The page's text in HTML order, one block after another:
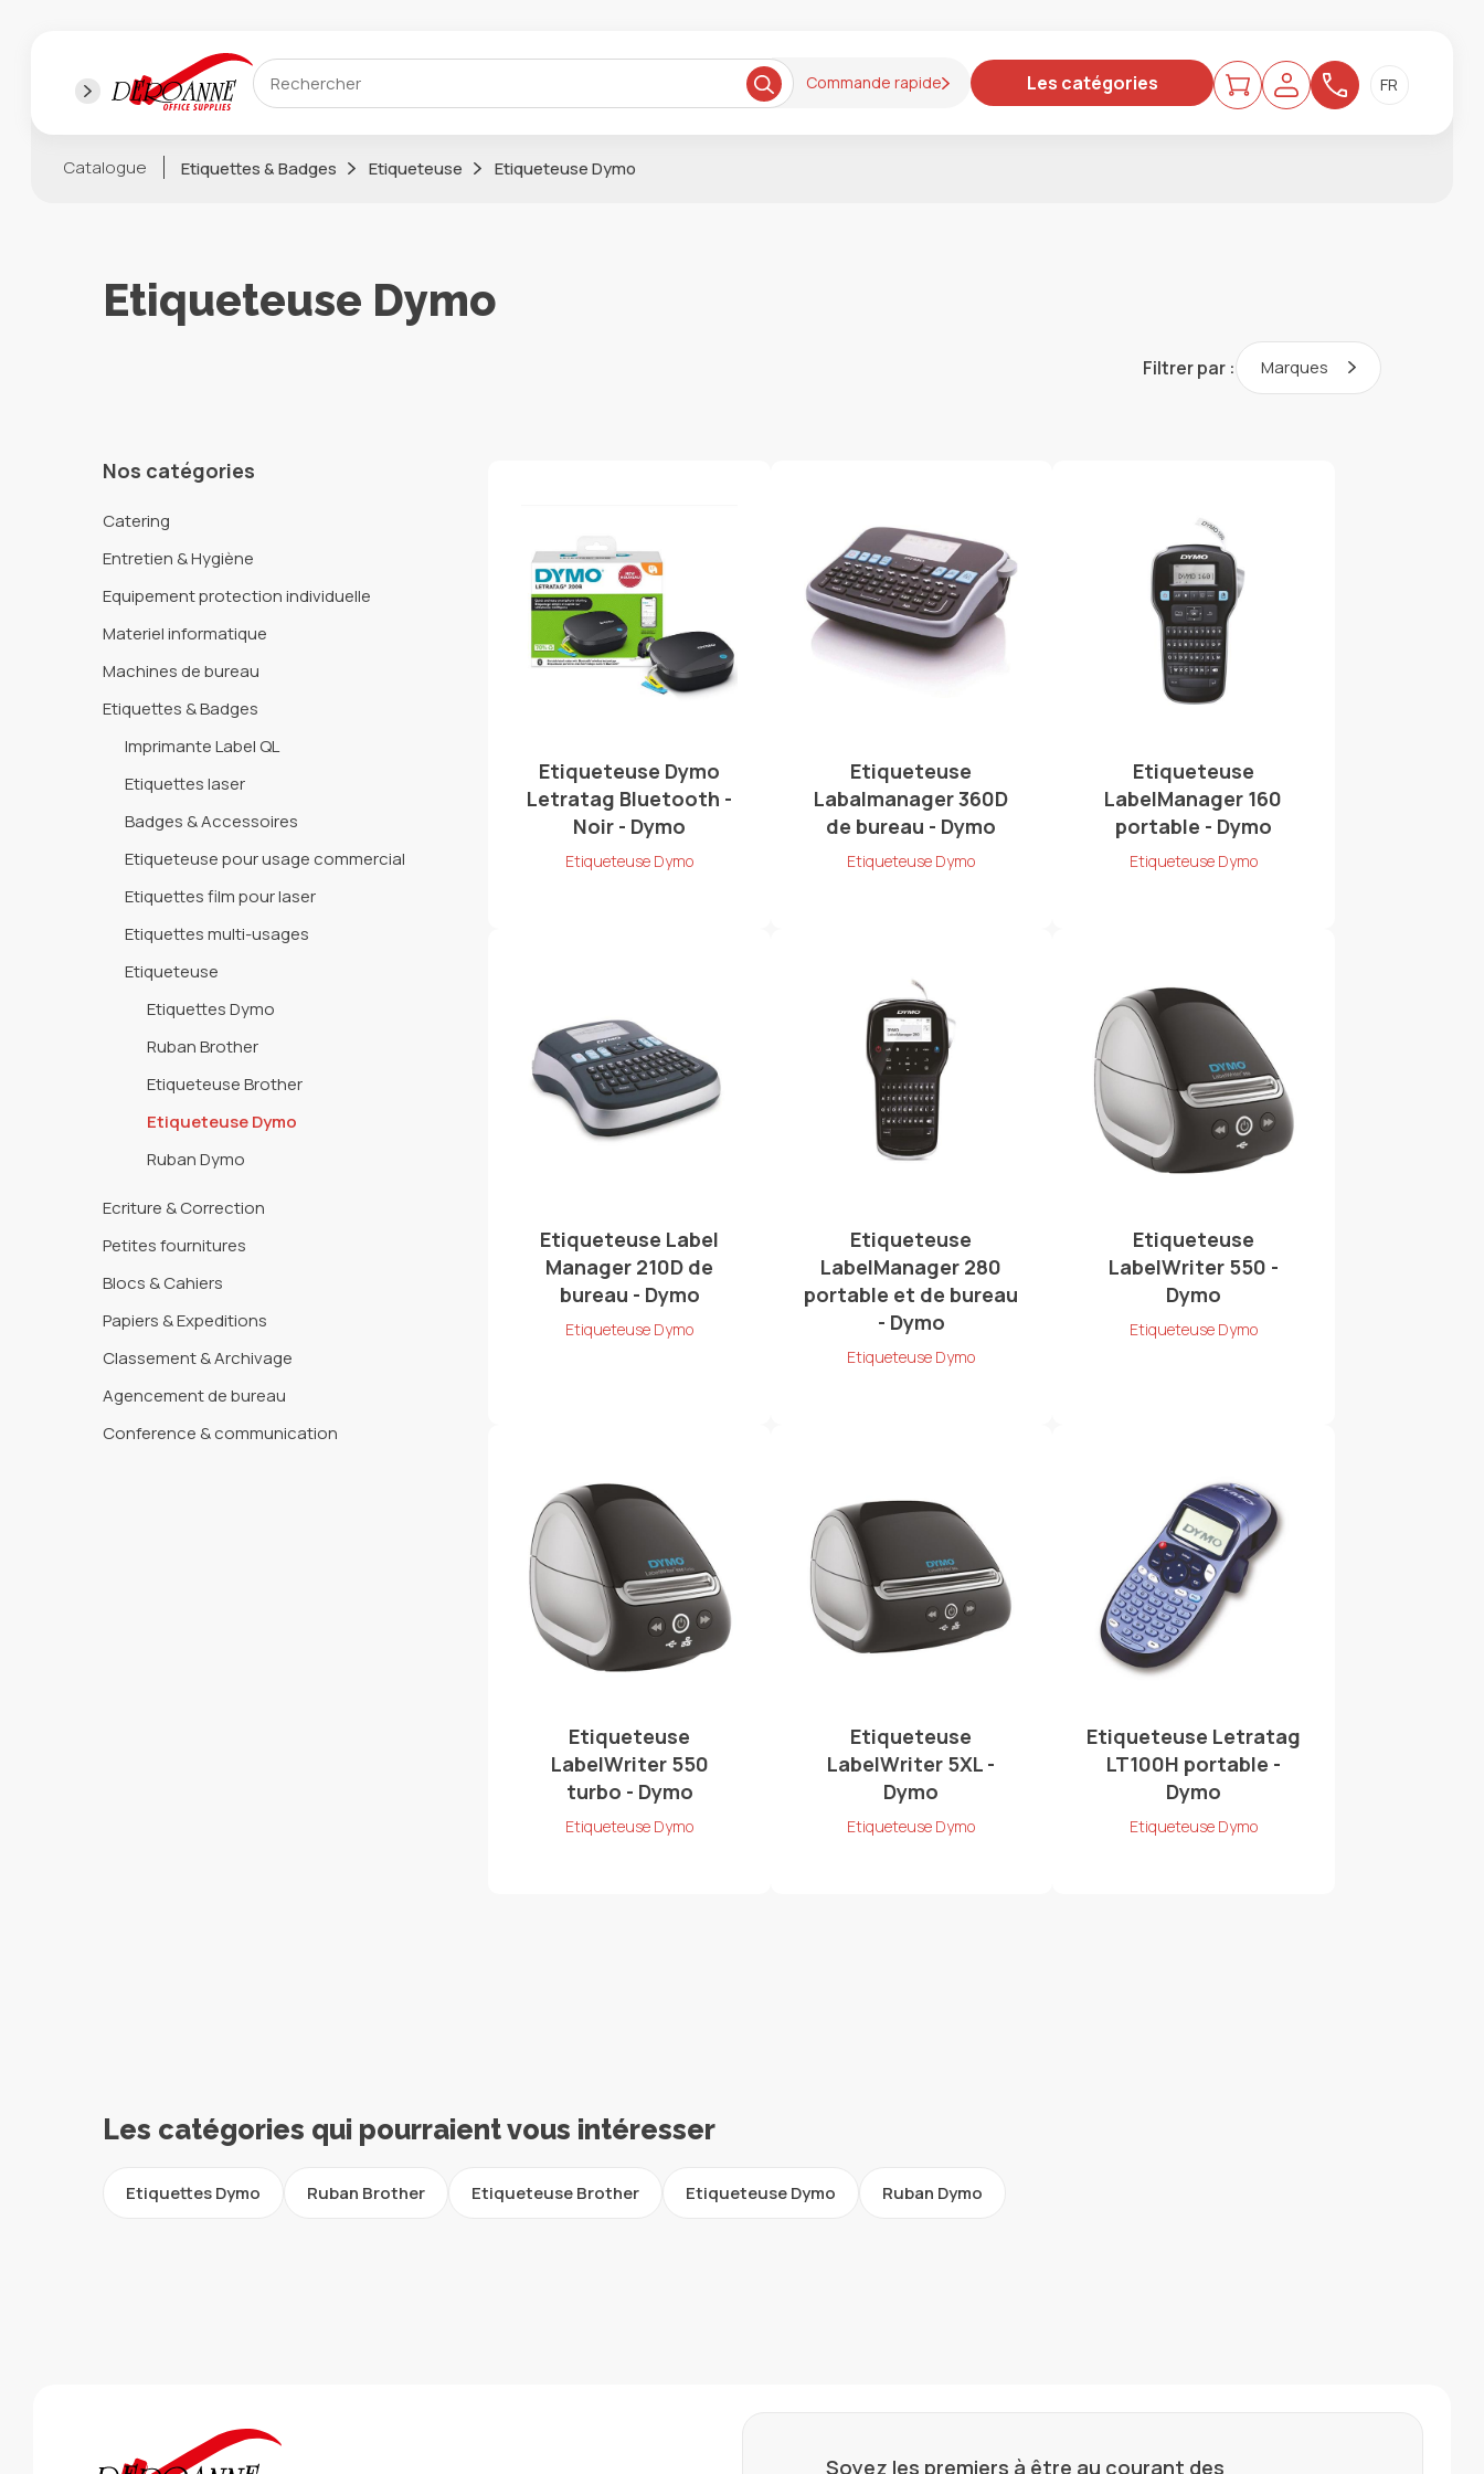
Commande rapide Les catégories
Catalogue Etiquettes & Badges Etiqueteuse Etiqueteuse Dymo
Etiqueteuse Dymo
Filtrer par : Marques
Nos catégories
Catering
Entretien & Hygiène
Equipement protection individuelle
Materiel informatique
Machines de bureau
Etiquettes & Badges
Imprimante Label QL
Etiquettes laser
Badges & Accessoires
Etiqueteuse pour usage commercial
Etiquettes film pour laser
Etiquettes multi-usages
Etiqueteuse
Etiquettes Dymo
Ruban Brother
Etiqueteuse Brother
Etiqueteuse Dymo
Ruban Dymo
Ecriture & Correction
Petites fournitures
Blocs & Cahiers
Papiers & Expeditions
Classement & Archivage
Agencement de bureau
Conference & communication
Etiqueteuse Dymo
Letratag Bluetooth -
Noir - Dymo
Etiqueteuse Dymo
Etiqueteuse
Labalmanager 360D
de bureau - Dymo
Etiqueteuse Dymo
Etiqueteuse
LabelManager 160
portable - Dymo
Etiqueteuse Dymo
Etiqueteuse Label
Manager 210D de
bureau - Dymo
Etiqueteuse Dymo
Etiqueteuse
LabelManager 280
portable et de bureau
- Dymo
Etiqueteuse Dymo
Etiqueteuse
LabelWriter 550 -
Dymo
Etiqueteuse Dymo
Etiqueteuse
LabelWriter 550
turbo - Dymo
Etiqueteuse Dymo
Etiqueteuse
LabelWriter 5XL -
Dymo
Etiqueteuse Dymo
Etiqueteuse Letratag
LT100H portable -
Dymo
Etiqueteuse Dymo
Les catégories qui pourraient vous intéresser
Etiquettes Dymo Ruban Brother Etiqueteuse Brother Etiqueteuse Dymo Ruban Dymo
Soyez les premiers à être au courant des